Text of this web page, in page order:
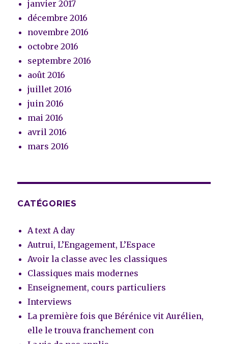
janvier 2017
décembre 2016
novembre 2016
octobre 2016
septembre 2016
août 2016
juillet 2016
juin 2016
mai 2016
avril 2016
mars 2016
CATÉGORIES
A text A day
Autrui, L’Engagement, L’Espace
Avoir la classe avec les classiques
Classiques mais modernes
Enseignement, cours particuliers
Interviews
La première fois que Bérénice vit Aurélien,
elle le trouva franchement con